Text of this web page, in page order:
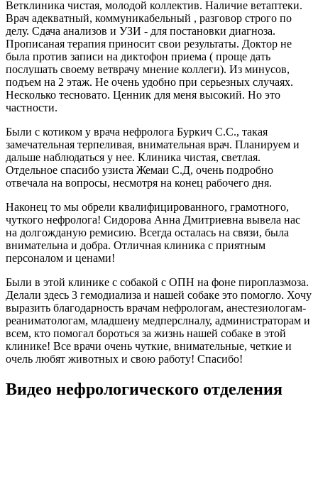
Ветклиника чистая, молодой коллектив. Наличие ветаптеки.
Врач адекватный, коммуникабельный , разговор строго по
делу. Сдача анализов и УЗИ - для постановки диагноза.
Прописаная терапия приносит свои результаты. Доктор не
была против записи на диктофон приема ( проще дать
послушать своему ветврачу мнение коллеги). Из минусов,
подъем на 2 этаж. Не очень удобно при серьезных случаях.
Несколько тесновато. Ценник для меня высокий. Но это
частности.
Были с котиком у врача нефролога Буркич С.С., такая
замечательная терпеливая, внимательная врач. Планируем и
дальше наблюдаться у нее. Клиника чистая, светлая.
Отдельное спасибо узиста Жемаи С.Д, очень подробно
отвечала на вопросы, несмотря на конец рабочего дня.
Наконец то мы обрели квалифицированного, грамотного,
чуткого нефролога! Сидорова Анна Дмитриевна вывела нас
на долгожданую ремисию. Всегда осталась на связи, была
внимательна и добра. Отличная клиника с приятным
персоналом и ценами!
Были в этой клинике с собакой с ОПН на фоне пироплазмоза.
Делали здесь 3 гемодиализа и нашей собаке это помогло. Хочу
выразить благодарность врачам нефрологам, анестезиологам-
реаниматологам, младшеиу медперслналу, администраторам и
всем, кто помогал бороться за жизнь нашей собаке в этой
клинике! Все врачи очень чуткие, внимательные, четкие и
очель любят животных и свою работу! Спасибо!
Видео нефрологического отделения